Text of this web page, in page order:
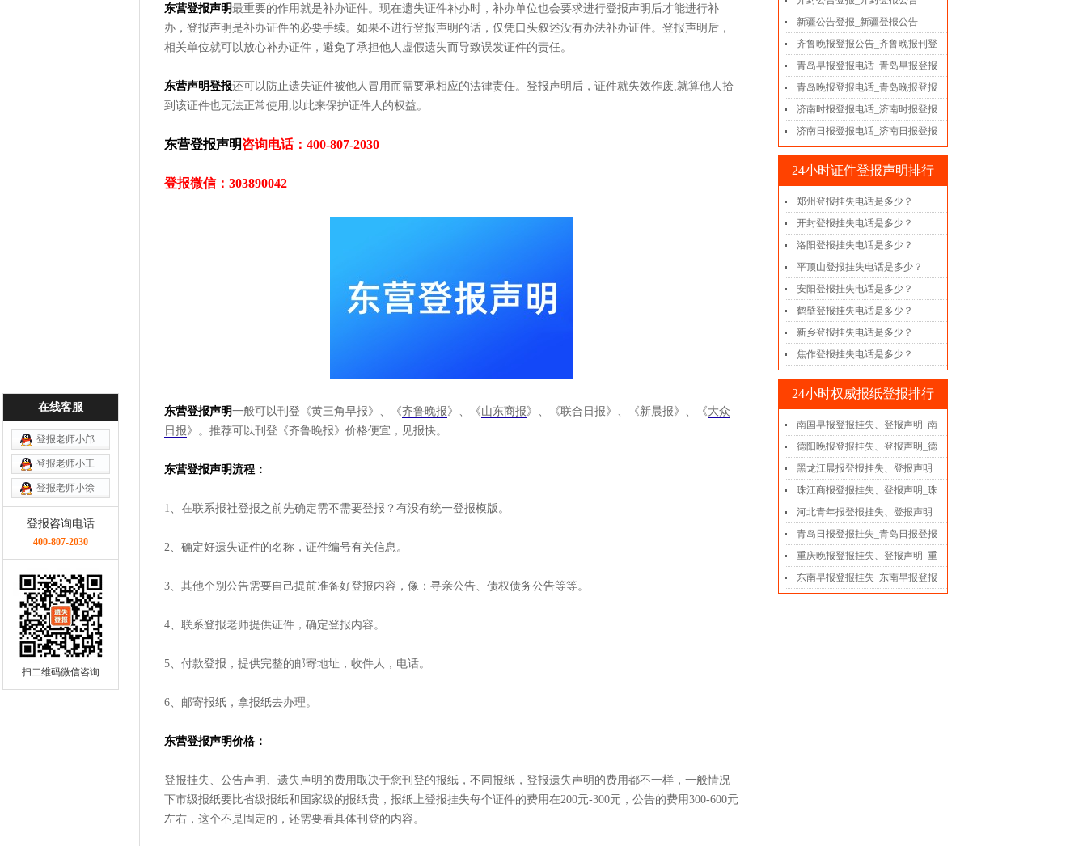
东营登报声明最重要的作用就是补办证件。现在遗失证件补办时，补办单位也会要求进行登报声明后才能进行补
办，登报声明是补办证件的必要手续。如果不进行登报声明的话，仅凭口头叙述没有办法补办证件。登报声明后，
相关单位就可以放心补办证件，避免了承担他人虚假遗失而导致误发证件的责任。
东营声明登报还可以防止遗失证件被他人冒用而需要承相应的法律责任。登报声明后，证件就失效作废,就算他人拾
到该证件也无法正常使用,以此来保护证件人的权益。
东营登报声明咨询电话：400-807-2030
登报微信：303890042
东营登报声明一般可以刊登《黄三角早报》、《齐鲁晚报》、《山东商报》、《联合日报》、《新晨报》、《大众
日报》。推荐可以刊登《齐鲁晚报》价格便宜，见报快。
东营登报声明流程：
1、在联系报社登报之前先确定需不需要登报？有没有统一登报模版。
2、确定好遗失证件的名称，证件编号有关信息。
3、其他个别公告需要自己提前准备好登报内容，像：寻亲公告、债权债务公告等等。
4、联系登报老师提供证件，确定登报内容。
5、付款登报，提供完整的邮寄地址，收件人，电话。
6、邮寄报纸，拿报纸去办理。
东营登报声明价格：
登报挂失、公告声明、遗失声明的费用取决于您刊登的报纸，不同报纸，登报遗失声明的费用都不一样，一般情况
下市级报纸要比省级报纸和国家级的报纸贵，报纸上登报挂失每个证件的费用在200元-300元，公告的费用300-600元
左右，这个不是固定的，还需要看具体刊登的内容。
新疆公告登报_新疆登报公告
齐鲁晚报登报公告_齐鲁晚报刊登
青岛早报登报电话_青岛早报登报
青岛晚报登报电话_青岛晚报登报
济南时报登报电话_济南时报登报
济南日报登报电话_济南日报登报
24小时证件登报声明排行
郑州登报挂失电话是多少？
开封登报挂失电话是多少？
洛阳登报挂失电话是多少？
平顶山登报挂失电话是多少？
安阳登报挂失电话是多少？
鹤壁登报挂失电话是多少？
新乡登报挂失电话是多少？
焦作登报挂失电话是多少？
24小时权威报纸登报排行
南国早报登报挂失、登报声明_南
德阳晚报登报挂失、登报声明_德
黑龙江晨报登报挂失、登报声明
珠江商报登报挂失、登报声明_珠
河北青年报登报挂失、登报声明
青岛日报登报挂失_青岛日报登报
重庆晚报登报挂失、登报声明_重
东南早报登报挂失_东南早报登报
在线客服
登报老师小邝
登报老师小王
登报老师小徐
登报咨询电话
400-807-2030
扫二维码微信咨询